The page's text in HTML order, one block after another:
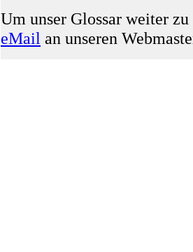
Um unser Glossar weiter
eMail an unseren